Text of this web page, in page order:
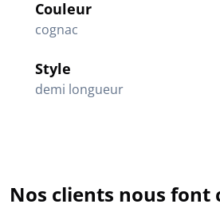
Couleur
cognac
Style
demi longueur
Nos clients nous font